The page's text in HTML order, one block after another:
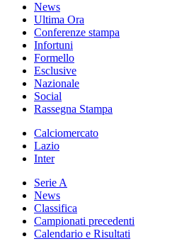
News
Ultima Ora
Conferenze stampa
Infortuni
Formello
Esclusive
Nazionale
Social
Rassegna Stampa
Calciomercato
Lazio
Inter
Serie A
News
Classifica
Campionati precedenti
Calendario e Risultati